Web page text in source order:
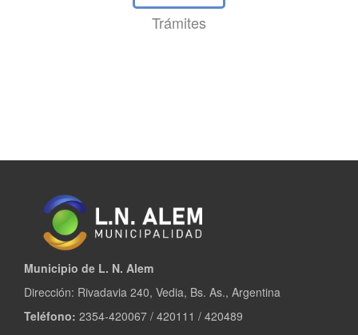
Trámites
Municipio de L. N. Alem
Dirección: Rivadavia 240, Vedia, Bs. As., Argentina
Teléfono: 2354-420067 / 420111 / 420489